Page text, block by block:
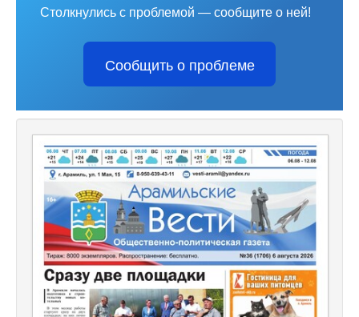
Столкнулись с проблемой — сообщите о ней!
Сообщить о проблеме